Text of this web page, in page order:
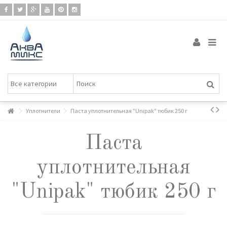
Уплотнители Паста уплотнительная "Unipak" тюбик 250 г
Паста
уплотнительная
"Unipak" тюбик 250 г